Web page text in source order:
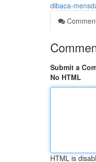
dibaca-
Submit a
No HTML
HTML is